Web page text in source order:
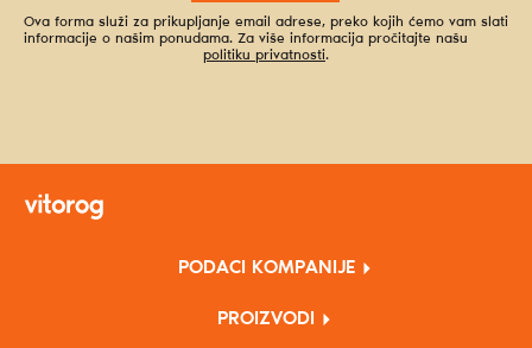
Ova forma služi za prikupljanje email adrese, preko kojih ćemo vam slati
informacije o našim ponudama. Za više informacija pročitajte našu
politiku privatnosti.
PODACI KOMPANIJE
PROIZVODI